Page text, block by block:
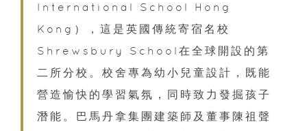
International School Hong
Kong），這是英國傳統寄宿名校
Shrewsbury School在全球開設的第
二所分校。校舍專為幼小兒童設計，既能
營造愉快的學習氣氛，同時致力發掘孩子
潛能。巴馬丹拿集團建築師及董事陳祖聲